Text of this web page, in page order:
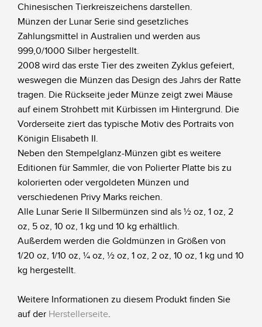
Chinesischen Tierkreiszeichens darstellen.
Münzen der Lunar Serie sind gesetzliches
Zahlungsmittel in Australien und werden aus
999,0/1000 Silber hergestellt.
2008 wird das erste Tier des zweiten Zyklus gefeiert,
weswegen die Münzen das Design des Jahrs der Ratte
tragen. Die Rückseite jeder Münze zeigt zwei Mäuse
auf einem Strohbett mit Kürbissen im Hintergrund. Die
Vorderseite ziert das typische Motiv des Portraits von
Königin Elisabeth II.
Neben den Stempelglanz-Münzen gibt es weitere
Editionen für Sammler, die von Polierter Platte bis zu
kolorierten oder vergoldeten Münzen und
verschiedenen Privy Marks reichen.
Alle Lunar Serie II Silbermünzen sind als ½ oz, 1 oz, 2
oz, 5 oz, 10 oz, 1 kg und 10 kg erhältlich.
Außerdem werden die Goldmünzen in Größen von
1/20 oz, 1/10 oz, ¼ oz, ½ oz, 1 oz, 2 oz, 10 oz, 1 kg und 10
kg hergestellt.
Weitere Informationen zu diesem Produkt finden Sie
auf der Herstellerseite.